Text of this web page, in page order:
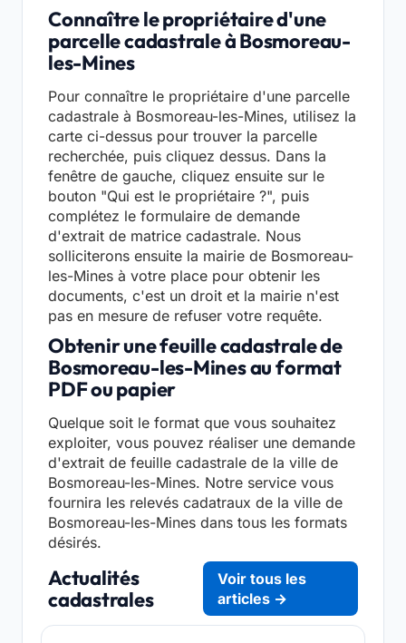
Connaître le propriétaire d'une
parcelle cadastrale à Bosmoreau-
les-Mines
Pour connaître le propriétaire d'une parcelle
cadastrale à Bosmoreau-les-Mines, utilisez la
carte ci-dessus pour trouver la parcelle
recherchée, puis cliquez dessus. Dans la
fenêtre de gauche, cliquez ensuite sur le
bouton "Qui est le propriétaire ?", puis
complétez le formulaire de demande
d'extrait de matrice cadastrale. Nous
solliciterons ensuite la mairie de Bosmoreau-
les-Mines à votre place pour obtenir les
documents, c'est un droit et la mairie n'est
pas en mesure de refuser votre requête.
Obtenir une feuille cadastrale de
Bosmoreau-les-Mines au format
PDF ou papier
Quelque soit le format que vous souhaitez
exploiter, vous pouvez réaliser une demande
d'extrait de feuille cadastrale de la ville de
Bosmoreau-les-Mines. Notre service vous
fournira les relevés cadatraux de la ville de
Bosmoreau-les-Mines dans tous les formats
désirés.
Actualités
cadastrales
Voir tous les
articles →